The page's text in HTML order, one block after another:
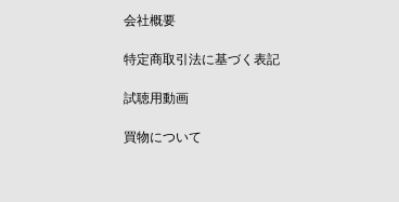
会社概要
特定商取引法に基づく表記
試聴用動画
買物について